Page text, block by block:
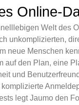
Online-
Welt des
unkomplizierten,
neue Menschen
auf den Plan, eine
und
legt Jaumo den